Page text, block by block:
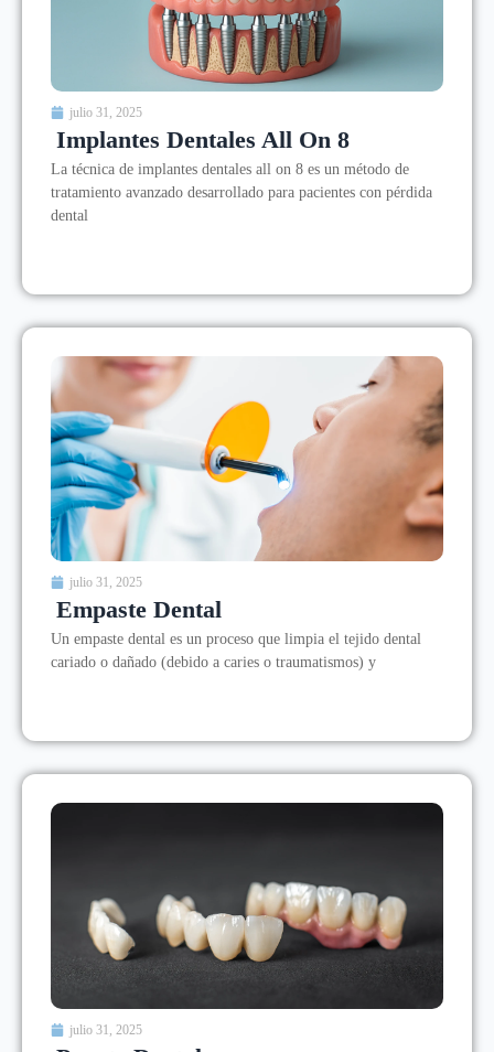
julio 31, 2025
Implantes Dentales All On 8
La técnica de implantes dentales all on 8 es un método de
tratamiento avanzado desarrollado para pacientes con pérdida
dental
julio 31, 2025
Empaste Dental
Un empaste dental es un proceso que limpia el tejido dental
cariado o dañado (debido a caries o traumatismos) y
julio 31, 2025